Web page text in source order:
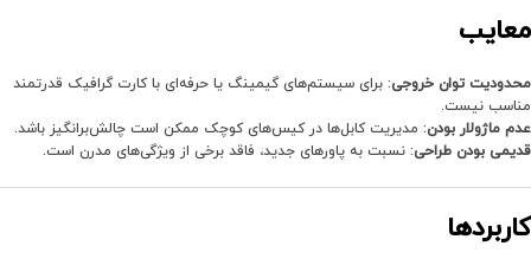
معایب
محدودیت توان خروجی: برای سیستم‌های گیمینگ یا حرفه‌ای با کارت گرافیک قدرتمند
مناسب نیست.
عدم ماژولار بودن: مدیریت کابل‌ها در کیس‌های کوچک ممکن است چالش‌برانگیز باشد.
قدیمی بودن طراحی: نسبت به پاورهای جدید، فاقد برخی از ویژگی‌های مدرن است.
کاربردها